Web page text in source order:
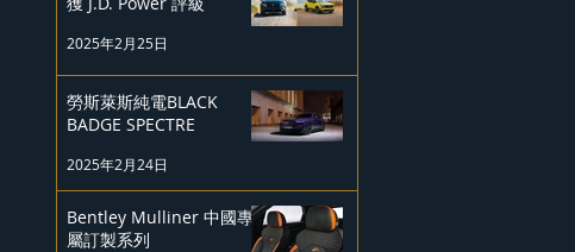
2025年2月25日
勞斯萊斯純電BLACK
BADGE SPECTRE
2025年2月24日
Bentley Mulliner 中國專
屬訂製系列